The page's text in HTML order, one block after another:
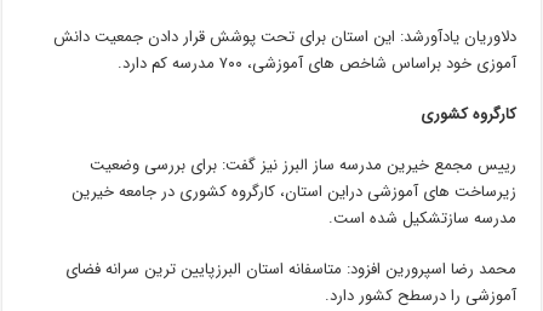
دلاوریان یادآورشد: این استان برای تحت پوشش قرار دادن جمعیت دانش
آموزی خود براساس شاخص های آموزشی، ۷۰۰ مدرسه کم دارد.
کارگروه کشوری
رییس مجمع خیرین مدرسه ساز البرز نیز گفت: برای بررسی وضعیت
زیرساخت های آموزشی دراین استان، کارگروه کشوری در جامعه خیرین
مدرسه سازتشکیل شده است.
محمد رضا اسپرورین افزود: متاسفانه استان البرزپایین ترین سرانه فضای
آموزشی را درسطح کشور دارد.